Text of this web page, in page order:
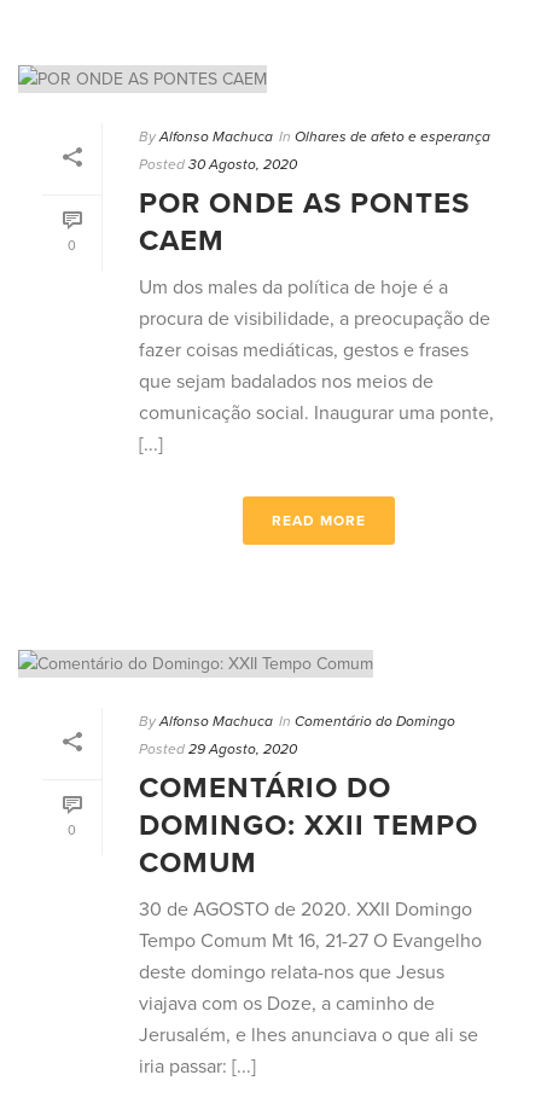
0
By Alfonso Machuca In Olhares de afeto e esperança
Posted 30 Agosto, 2020
POR ONDE AS PONTES
CAEM
Um dos males da política de hoje é a
procura de visibilidade, a preocupação de
fazer coisas mediáticas, gestos e frases
que sejam badalados nos meios de
comunicação social. Inaugurar uma ponte,
[...]
READ MORE
0
By Alfonso Machuca In Comentário do Domingo
Posted 29 Agosto, 2020
COMENTÁRIO DO
DOMINGO: XXII TEMPO
COMUM
30 de AGOSTO de 2020. XXII Domingo
Tempo Comum Mt 16, 21-27 O Evangelho
deste domingo relata-nos que Jesus
viajava com os Doze, a caminho de
Jerusalém, e lhes anunciava o que ali se
iria passar: [...]